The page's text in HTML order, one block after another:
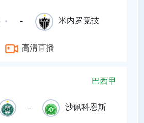
- 米内罗竞技
高清直播
巴西甲
- 沙佩科恩斯